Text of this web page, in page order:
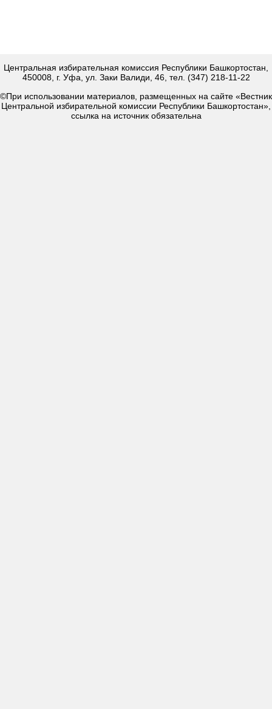
Центральная избирательная комиссия Республики Башкортостан,
450008, г. Уфа, ул. Заки Валиди, 46, тел. (347) 218-11-22
©При использовании материалов, размещенных на сайте «Вестник
Центральной избирательной комиссии Республики Башкортостан»,
ссылка на источник обязательна